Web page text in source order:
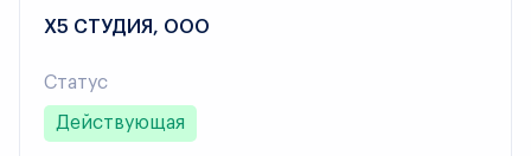
Х5 СТУДИЯ, ООО
Статус
Действующая